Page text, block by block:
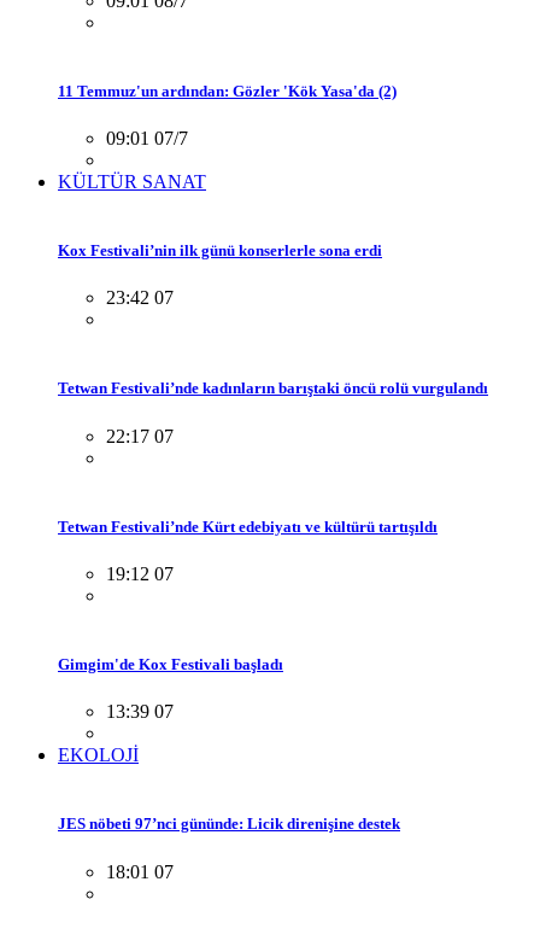
11 Temmuz'un ardından: Gözler 'Kök Yasa'da (2)
09:01 07/7
KÜLTÜR SANAT
Kox Festivali’nin ilk günü konserlerle sona erdi
23:42 07
Tetwan Festivali’nde kadınların barıştaki öncü rolü vurgulandı
22:17 07
Tetwan Festivali’nde Kürt edebiyatı ve kültürü tartışıldı
19:12 07
Gimgim'de Kox Festivali başladı
13:39 07
EKOLOJİ
JES nöbeti 97’nci gününde: Licik direnişine destek
18:01 07